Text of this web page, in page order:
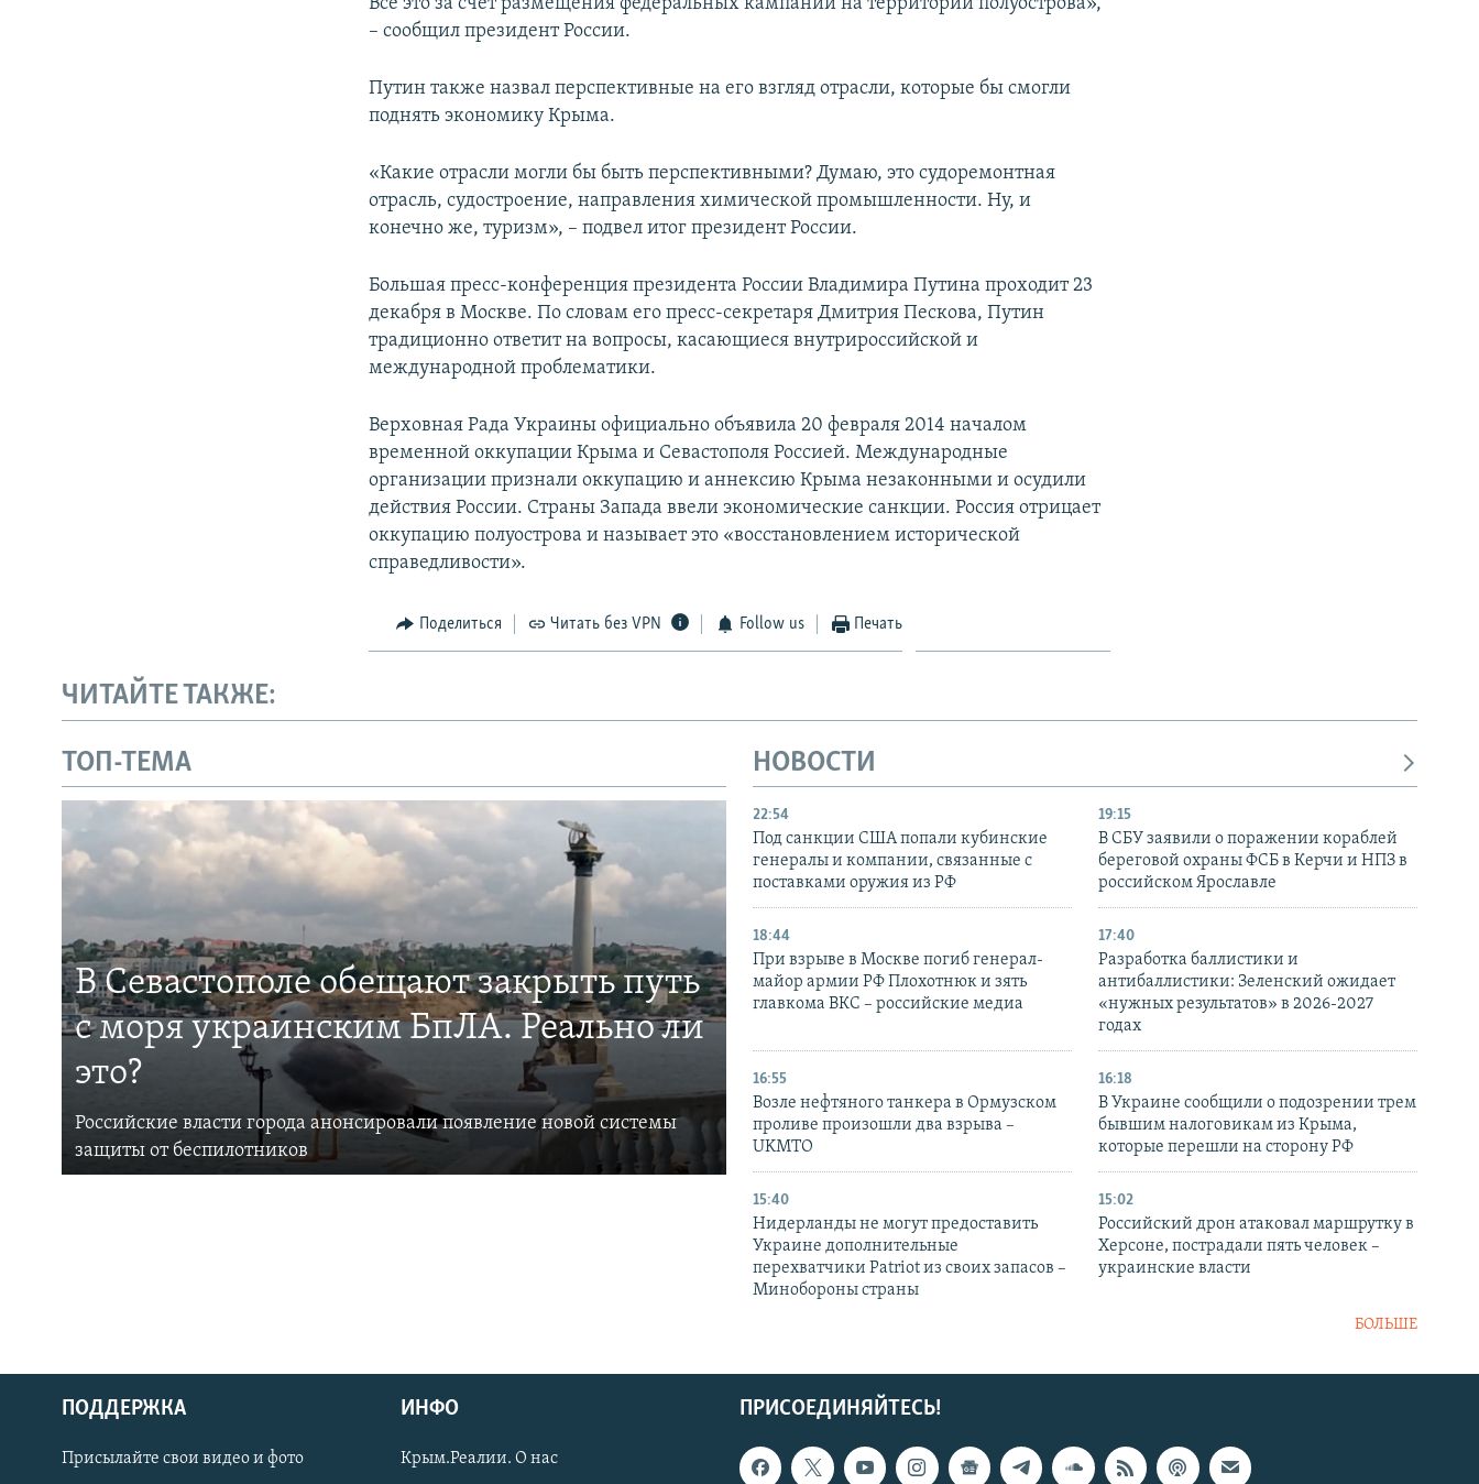
Українською
– сообщил президент России.
Путин также назвал перспективные на его взгляд отрасли, которые бы смогли
поднять экономику Крыма.
«Какие отрасли могли бы быть перспективными? Думаю, это судоремонтная
отрасль, судостроение, направления химической промышленности. Ну, и
конечно же, туризм», – подвел итог президент России.
Большая пресс-конференция президента России Владимира Путина проходит 23
декабря в Москве. По словам его пресс-секретаря Дмитрия Пескова, Путин
традиционно ответит на вопросы, касающиеся внутрироссийской и
международной проблематики.
Верховная Рада Украины официально объявила 20 февраля 2014 началом
временной оккупации Крыма и Севастополя Россией. Международные
организации признали оккупацию и аннексию Крыма незаконными и осудили
действия России. Страны Запада ввели экономические санкции. Россия отрицает
оккупацию полуострова и называет это «восстановлением исторической
справедливости».
Поделиться Читать без VPN Follow us Печать
ЧИТАЙТЕ ТАКЖЕ:
ТОП-ТЕМА
В Севастополе обещают закрыть путь
с моря украинским БпЛА. Реально ли
это?
Российские власти города анонсировали появление новой системы
защиты от беспилотников
НОВОСТИ
22:54
Под санкции США попали кубинские
генералы и компании, связанные с
поставками оружия из РФ
19:15
В СБУ заявили о поражении кораблей
береговой охраны ФСБ в Керчи и НПЗ в
российском Ярославле
18:44
При взрыве в Москве погиб генерал-
майор армии РФ Плохотнюк и зять
главкома ВКС – российские медиа
17:40
Разработка баллистики и
антибаллистики: Зеленский ожидает
«нужных результатов» в 2026-2027
годах
16:55
Возле нефтяного танкера в Ормузском
проливе произошли два взрыва –
UKMTO
16:18
В Украине сообщили о подозрении трем
бывшим налоговикам из Крыма,
которые перешли на сторону РФ
15:40
Нидерланды не могут предоставить
Украине дополнительные
перехватчики Patriot из своих запасов –
Минобороны страны
15:02
Российский дрон атаковал маршрутку в
Херсоне, пострадали пять человек –
украинские власти
БОЛЬШЕ
ПРИСОЕДИНЯЙТЕСЬ!
ПОДДЕРЖКА
Присылайте свои видео и фото
ИНФО
Крым.Реалии. О нас